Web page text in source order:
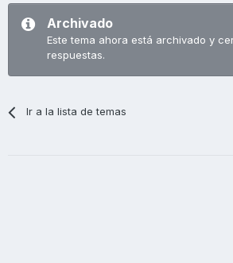
Archivado
Este tema ahora está archivado y
respuestas.
Ir a la lista de temas